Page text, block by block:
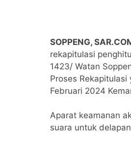
SOPPENG,
rekapitulasi
1423/ Watan
Proses
Februari 2024
Aparat keamanan
suara untuk